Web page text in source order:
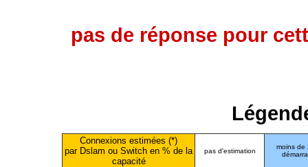
pas de réponse pour
Connexions estimées (*)
par Dslam ou Switch en % de la
capacité
pas d'estimation
moins de